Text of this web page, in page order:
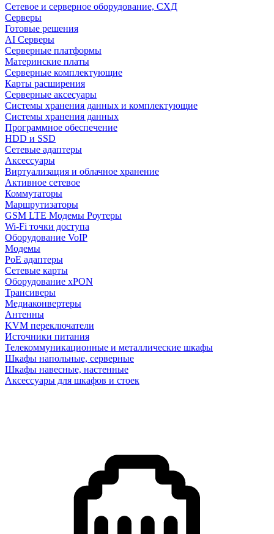
Сетевое и серверное оборудование, СХД
Cерверы
Готовые решения
AI Серверы
Серверные платформы
Материнские платы
Серверные комплектующие
Карты расширения
Серверные аксесуары
Системы хранения данных и комплектующие
Системы хранения данных
Программное обеспечение
HDD и SSD
Сетевые адаптеры
Аксессуары
Виртуализация и облачное хранение
Активное сетевое
Коммутаторы
Маршрутизаторы
GSM LTE Модемы Роутеры
Wi-Fi точки доступа
Оборудование VoIP
Модемы
PoE адаптеры
Сетевые карты
Оборудование xPON
Трансиверы
Медиаконвертеры
Антенны
KVM переключатели
Источники питания
Телекоммуникационные и металлические шкафы
Шкафы напольные, серверные
Шкафы навесные, настенные
Аксессуары для шкафов и стоек